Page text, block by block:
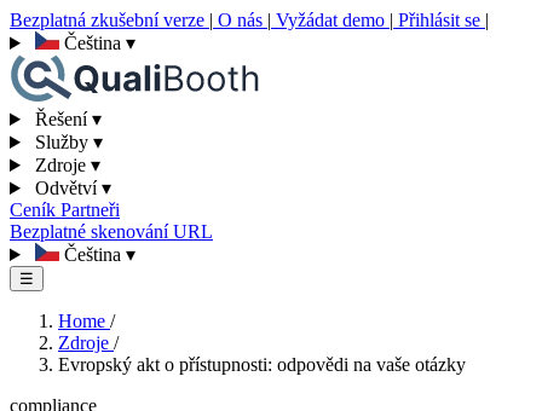
Bezplatná zkušební verze | O nás | Vyžádat demo | Přihlásit se |
Čeština ▾
Řešení▾
Služby ▾
Zdroje ▾
Odvětví▾
Ceník Partneři
Bezplatné skenování URL
Čeština ▾
☰
Home /
Zdroje /
Evropský akt o přístupnosti: odpovědi na vaše otázky
compliance